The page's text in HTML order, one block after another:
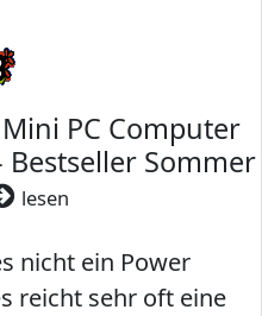
PC Computer
Sommer
lesen
nicht ein Power
reicht sehr oft eine